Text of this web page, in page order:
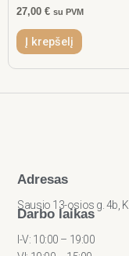
27,00 € su PVM
Į krepšelį
Adresas
Sausio 13-osios g. 4b,
Darbo laikas
I-V: 10:00 – 19:00